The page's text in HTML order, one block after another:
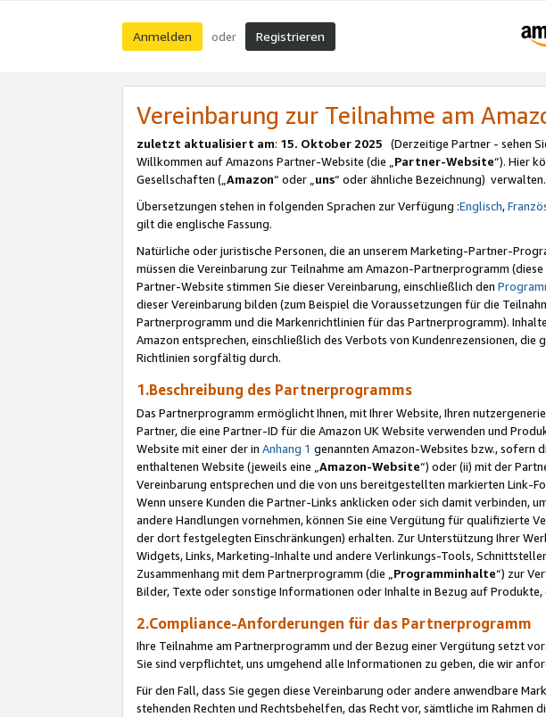
Anmelden oder Registrieren
Vereinbarung zur Teilnahme am
zuletzt aktualisiert am: 15. Oktober 2025 (Derzeitige Partner - sehen
Willkommen auf Amazons Partner-Website (die „Partner-Website“). Hier
Gesellschaften („Amazon“ oder „uns“ oder ähnliche Bezeichnung) verwalten.
Übersetzungen stehen in folgenden Sprachen zur Verfügung :Englisch,
gilt die englische Fassung.
Natürliche oder juristische Personen, die an unserem Marketing-Partner-
müssen die Vereinbarung zur Teilnahme am Amazon-Partnerprogramm (diese
Partner-Website stimmen Sie dieser Vereinbarung, einschließlich den
dieser Vereinbarung bilden (zum Beispiel die Voraussetzungen für die
Partnerprogramm und die Markenrichtlinien für das Partnerprogramm).
Amazon entsprechen, einschließlich des Verbots von Kundenrezensionen,
Richtlinien sorgfältig durch.
1.Beschreibung des Partnerprogramms
Das Partnerprogramm ermöglicht Ihnen, mit Ihrer Website, Ihren
Partner, die eine Partner-ID für die Amazon UK Website verwenden und
Website mit einer der in Anhang 1 genannten Amazon-Websites bzw., sofern
enthaltenen Website (jeweils eine „ Amazon-Website“) oder (ii) mit der
Vereinbarung entsprechen und die von uns bereitgestellten markierten Link-
Wenn unsere Kunden die Partner-Links anklicken oder sich damit verbinden,
andere Handlungen vornehmen, können Sie eine Vergütung für qualifizierte
der dort festgelegten Einschränkungen) erhalten. Zur Unterstützung Ihrer
Widgets, Links, Marketing-Inhalte und andere Verlinkungs-Tools,
Zusammenhang mit dem Partnerprogramm (die „ Programminhalte“) zur
Bilder, Texte oder sonstige Informationen oder Inhalte in Bezug auf
2.Compliance-Anforderungen für das Partnerprogramm
Ihre Teilnahme am Partnerprogramm und der Bezug einer Vergütung setzt
Sie sind verpflichtet, uns umgehend alle Informationen zu geben, die wir
Für den Fall, dass Sie gegen diese Vereinbarung oder andere anwendbare
stehenden Rechten und Rechtsbehelfen, das Recht vor, sämtliche im